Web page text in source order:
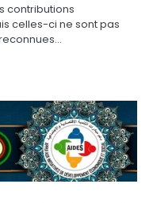
contributions
celles-ci ne sont pas